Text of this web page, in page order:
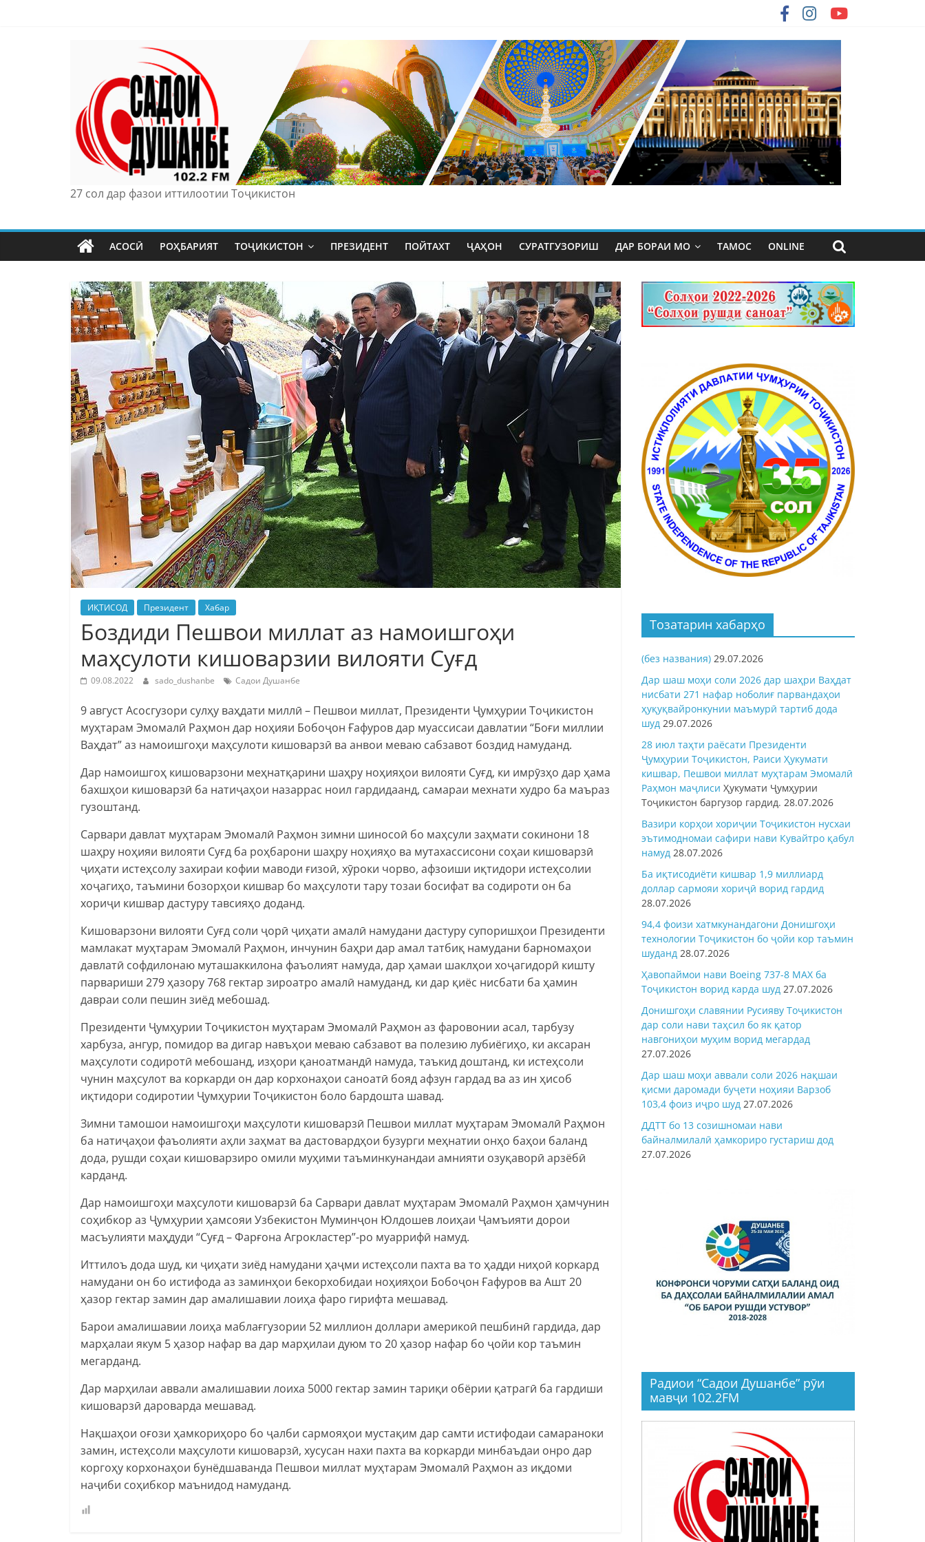
27 сол дар фазои иттилоотии Тоҷикистон
АСОСӢ РОҲБАРИЯТ ТОҶИКИСТОН ПРЕЗИДЕНТ ПОЙТАХТ ҶАҲОН СУРАТГУЗОРИШ ДАР БОРАИ МО ТАМОС ONLINE
ИҚТИСОД Президент Хабар
Боздиди Пешвои миллат аз намоишгоҳи
маҳсулоти кишоварзии вилояти Суғд
09.08.2022 sado_dushanbe Садои Душанбе
9 август Асосгузори сулҳу ваҳдати миллӣ – Пешвои миллат, Президенти Ҷумҳурии Тоҷикистон
муҳтарам Эмомалӣ Раҳмон дар ноҳияи Бобоҷон Ғафуров дар муассисаи давлатии “Боғи миллии
Ваҳдат” аз намоишгоҳи маҳсулоти кишоварзӣ ва анвои меваю сабзавот боздид намуданд.
Дар намоишгоҳ кишоварзони меҳнатқарини шаҳру ноҳияҳои вилояти Суғд, ки имрӯзҳо дар ҳама
бахшҳои кишоварзӣ ба натиҷаҳои назаррас ноил гардидаанд, самараи мехнати худро ба маъраз
гузоштанд.
Сарвари давлат муҳтарам Эмомалӣ Раҳмон зимни шиносоӣ бо маҳсули заҳмати сокинони 18
шаҳру ноҳияи вилояти Суғд ба роҳбарони шаҳру ноҳияҳо ва мутахассисони соҳаи кишоварзӣ
ҷиҳати истеҳсолу захираи кофии маводи ғизоӣ, хӯроки чорво, афзоиши иқтидори истеҳсолии
хоҷагиҳо, таъмини бозорҳои кишвар бо маҳсулоти тару тозаи босифат ва содироти он ба
хориҷи кишвар дастуру тавсияҳо доданд.
Кишоварзони вилояти Суғд соли ҷорӣ ҷиҳати амалӣ намудани дастуру супоришҳои Президенти
мамлакат муҳтарам Эмомалӣ Раҳмон, инчунин баҳри дар амал татбиқ намудани барномаҳои
давлатӣ софдилонаю муташаккилона фаъолият намуда, дар ҳамаи шаклҳои хоҷагидорӣ кишту
парвариши 279 ҳазору 768 гектар зироатро амалӣ намуданд, ки дар қиёс нисбати ба ҳамин
давраи соли пешин зиёд мебошад.
Президенти Ҷумҳурии Тоҷикистон муҳтарам Эмомалӣ Раҳмон аз фаровонии асал, тарбузу
харбуза, ангур, помидор ва дигар навъҳои меваю сабзавот ва полезию лубиёгиҳо, ки аксаран
маҳсулоти содиротӣ мебошанд, изҳори қаноатмандӣ намуда, таъкид доштанд, ки истеҳсоли
чунин маҳсулот ва коркарди он дар корхонаҳои саноатӣ бояд афзун гардад ва аз ин ҳисоб
иқтидори содиротии Ҷумҳурии Тоҷикистон боло бардошта шавад.
Зимни тамошои намоишгоҳи маҳсулоти кишоварзӣ Пешвои миллат муҳтарам Эмомалӣ Раҳмон
ба натиҷаҳои фаъолияти аҳли заҳмат ва дастовардҳои бузурги меҳнатии онҳо баҳои баланд
дода, рушди соҳаи кишоварзиро омили муҳими таъминкунандаи амнияти озуқаворӣ арзёбӣ
карданд.
Дар намоишгоҳи маҳсулоти кишоварзӣ ба Сарвари давлат муҳтарам Эмомалӣ Раҳмон ҳамчунин
соҳибкор аз Ҷумҳурии ҳамсояи Узбекистон Муминҷон Юлдошев лоиҳаи Ҷамъияти дорои
масъулияти маҳдуди “Суғд – Фарғона Агрокластер”-ро муаррифӣ намуд.
Иттилоъ дода шуд, ки ҷиҳати зиёд намудани ҳаҷми истеҳсоли пахта ва то ҳадди ниҳоӣ коркард
намудани он бо истифода аз заминҳои бекорхобидаи ноҳияҳои Бобоҷон Ғафуров ва Ашт 20
ҳазор гектар замин дар амалишавии лоиҳа фаро гирифта мешавад.
Барои амалишавии лоиҳа маблағгузории 52 миллион доллари америкоӣ пешбинӣ гардида, дар
марҳалаи якум 5 ҳазор нафар ва дар марҳилаи дуюм то 20 ҳазор нафар бо ҷойи кор таъмин
мегарданд.
Дар марҳилаи аввали амалишавии лоиха 5000 гектар замин тариқи обёрии қатрагӣ ба гардиши
кишоварзӣ дароварда мешавад.
Нақшаҳои оғози ҳамкориҳоро бо ҷалби сармояҳои мустақим дар самти истифодаи самараноки
замин, истеҳсоли маҳсулоти кишоварзӣ, хусусан нахи пахта ва коркарди минбаъдаи онро дар
коргоҳу корхонаҳои бунёдшаванда Пешвои миллат муҳтарам Эмомалӣ Раҳмон аз иқдоми
наҷиби соҳибкор маънидод намуданд.
Тозатарин хабарҳо
(без названия) 29.07.2026
Дар шаш моҳи соли 2026 дар шаҳри Ваҳдат
нисбати 271 нафар ноболиғ парвандаҳои
ҳуқуқвайронкунии маъмурӣ тартиб дода
шуд 29.07.2026
28 июл таҳти раёсати Президенти
Ҷумҳурии Тоҷикистон, Раиси Ҳукумати
кишвар, Пешвои миллат муҳтарам Эмомалӣ
Раҳмон маҷлиси Ҳукумати Ҷумҳурии
Тоҷикистон баргузор гардид. 28.07.2026
Вазири корҳои хориҷии Тоҷикистон нусхаи
эътимодномаи сафири нави Кувайтро қабул
намуд 28.07.2026
Ба иқтисодиёти кишвар 1,9 миллиард
доллар сармояи хориҷӣ ворид гардид
28.07.2026
94,4 фоизи хатмкунандагони Донишгоҳи
технологии Тоҷикистон бо ҷойи кор таъмин
шуданд 28.07.2026
Ҳавопаймои нави Boeing 737-8 MAX ба
Тоҷикистон ворид карда шуд 27.07.2026
Донишгоҳи славянии Русияву Тоҷикистон
дар соли нави таҳсил бо як қатор
навгониҳои муҳим ворид мегардад
27.07.2026
Дар шаш моҳи аввали соли 2026 нақшаи
қисми даромади буҷети ноҳияи Варзоб
103,4 фоиз иҷро шуд 27.07.2026
ДДТТ бо 13 созишномаи нави
байналмилалӣ ҳамкориро густариш дод
27.07.2026
Радиои “Садои Душанбе” рӯи
мавҷи 102.2FM